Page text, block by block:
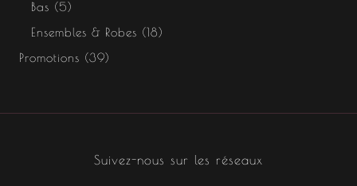
Bas
5
Ensembles & Robes
18
Promotions
39
Suivez-nous sur les réseaux